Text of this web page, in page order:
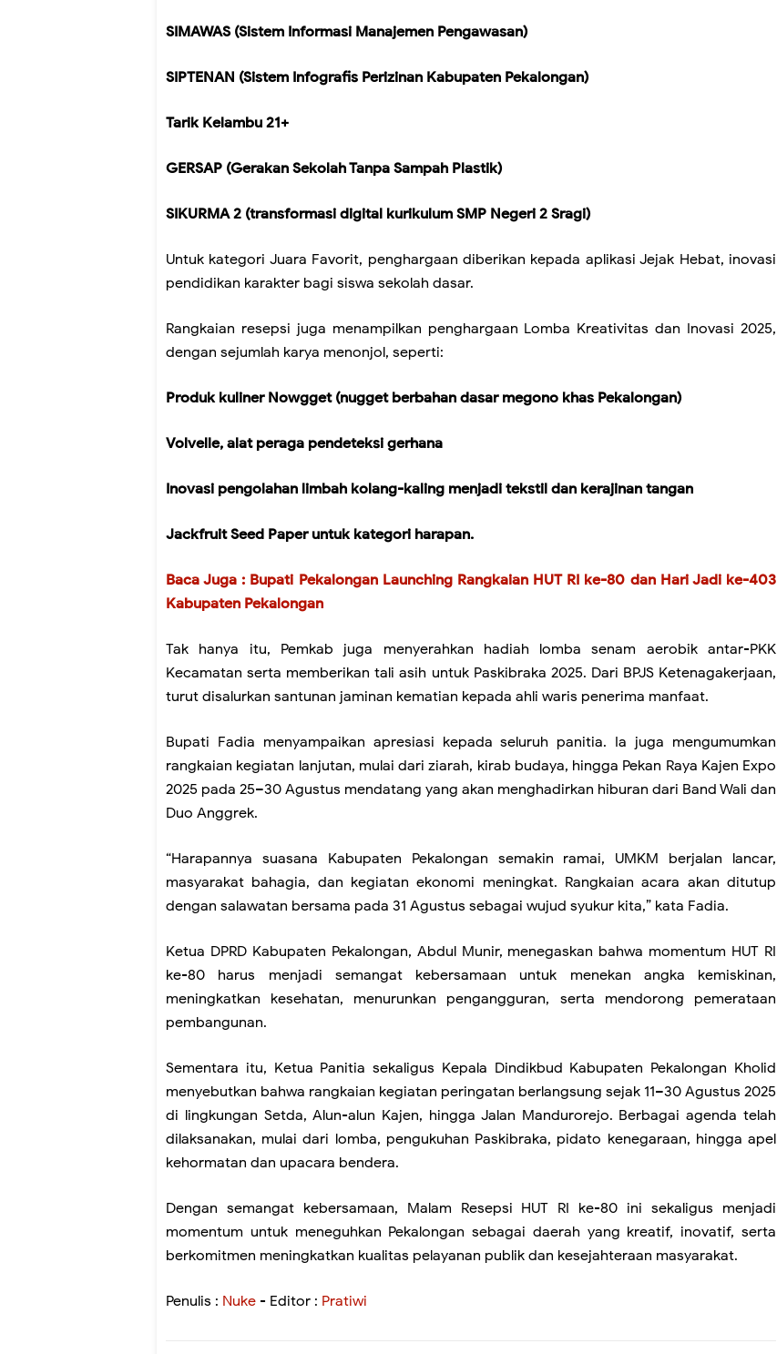
SIMAWAS (Sistem Informasi Manajemen Pengawasan)
SIPTENAN (Sistem Infografis Perizinan Kabupaten Pekalongan)
Tarik Kelambu 21+
GERSAP (Gerakan Sekolah Tanpa Sampah Plastik)
SIKURMA 2 (transformasi digital kurikulum SMP Negeri 2 Sragi)
Untuk kategori Juara Favorit, penghargaan diberikan kepada aplikasi Jejak Hebat, inovasi
pendidikan karakter bagi siswa sekolah dasar.
Rangkaian resepsi juga menampilkan penghargaan Lomba Kreativitas dan Inovasi 2025,
dengan sejumlah karya menonjol, seperti:
Produk kuliner Nowgget (nugget berbahan dasar megono khas Pekalongan)
Volvelle, alat peraga pendeteksi gerhana
Inovasi pengolahan limbah kolang-kaling menjadi tekstil dan kerajinan tangan
Jackfruit Seed Paper untuk kategori harapan.
Baca Juga : Bupati Pekalongan Launching Rangkaian HUT RI ke-80 dan Hari Jadi ke-403
Kabupaten Pekalongan
Tak hanya itu, Pemkab juga menyerahkan hadiah lomba senam aerobik antar-PKK
Kecamatan serta memberikan tali asih untuk Paskibraka 2025. Dari BPJS Ketenagakerjaan,
turut disalurkan santunan jaminan kematian kepada ahli waris penerima manfaat.
Bupati Fadia menyampaikan apresiasi kepada seluruh panitia. Ia juga mengumumkan
rangkaian kegiatan lanjutan, mulai dari ziarah, kirab budaya, hingga Pekan Raya Kajen Expo
2025 pada 25–30 Agustus mendatang yang akan menghadirkan hiburan dari Band Wali dan
Duo Anggrek.
“Harapannya suasana Kabupaten Pekalongan semakin ramai, UMKM berjalan lancar,
masyarakat bahagia, dan kegiatan ekonomi meningkat. Rangkaian acara akan ditutup
dengan salawatan bersama pada 31 Agustus sebagai wujud syukur kita,” kata Fadia.
Ketua DPRD Kabupaten Pekalongan, Abdul Munir, menegaskan bahwa momentum HUT RI
ke-80 harus menjadi semangat kebersamaan untuk menekan angka kemiskinan,
meningkatkan kesehatan, menurunkan pengangguran, serta mendorong pemerataan
pembangunan.
Sementara itu, Ketua Panitia sekaligus Kepala Dindikbud Kabupaten Pekalongan Kholid
menyebutkan bahwa rangkaian kegiatan peringatan berlangsung sejak 11–30 Agustus 2025
di lingkungan Setda, Alun-alun Kajen, hingga Jalan Mandurorejo. Berbagai agenda telah
dilaksanakan, mulai dari lomba, pengukuhan Paskibraka, pidato kenegaraan, hingga apel
kehormatan dan upacara bendera.
Dengan semangat kebersamaan, Malam Resepsi HUT RI ke-80 ini sekaligus menjadi
momentum untuk meneguhkan Pekalongan sebagai daerah yang kreatif, inovatif, serta
berkomitmen meningkatkan kualitas pelayanan publik dan kesejahteraan masyarakat.
Penulis : Nuke - Editor : Pratiwi